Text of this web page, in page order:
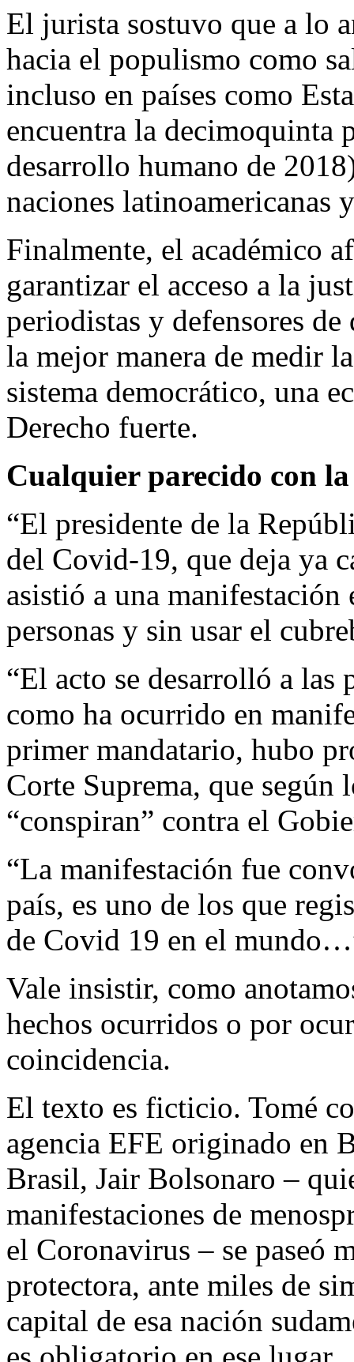
El jurista sostuvo que a lo
hacia el populismo como
incluso en países como
encuentra la decimoquinta
desarrollo humano de
naciones latinoamericanas
Finalmente, el académico
garantizar el acceso a la
periodistas y defensores
la mejor manera de medir
sistema democrático, una
Derecho fuerte.
Cualquier parecido con
“El presidente de la
del Covid-19, que deja ya
asistió a una manifestación
personas y sin usar el
“El acto se desarrolló a las
como ha ocurrido en
primer mandatario, hubo
Corte Suprema, que
“conspiran” contra el
“La manifestación fue
país, es uno de los que
de Covid 19 en el
Vale insistir, como
hechos ocurridos o por
coincidencia.
El texto es ficticio. Tomé
agencia EFE originado en
Brasil, Jair Bolsonaro –
manifestaciones de
el Coronavirus – se paseó
protectora, ante miles de
capital de esa nación